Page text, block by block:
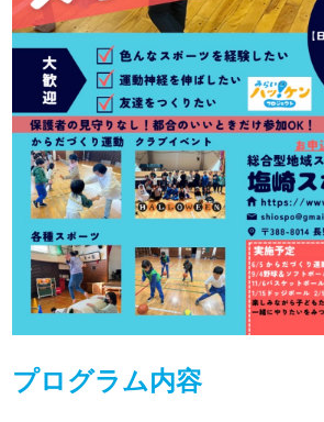
プログラム内容